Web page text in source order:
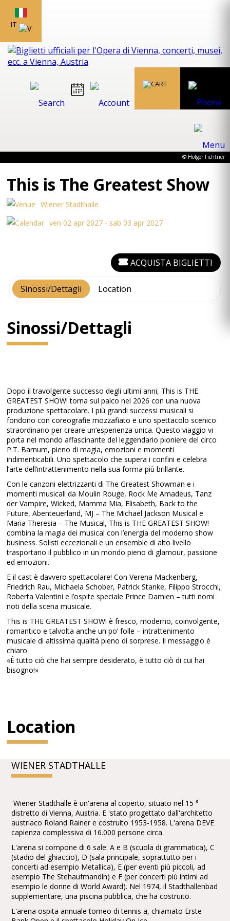
IT
© Holger Fichtner
This is The Greatest Show
Wiener Stadthalle
ven 02 apr 2027 - sab 03 apr 2027
Sinossi/Dettagli Location
ACQUISTA BIGLIETTI
Sinossi/Dettagli
Dopo il travolgente successo degli ultimi anni, This is THE
GREATEST SHOW! torna sul palco nel 2026 con una nuova
produzione spettacolare. I più grandi successi musicali si
fondono con coreografie mozzafiato e uno spettacolo scenico
straordinario per creare un’esperienza unica. Questo viaggio vi
porta nel mondo affascinante del leggendario pioniere del circo
P.T. Barnum, pieno di magia, emozioni e momenti
indimenticabili. Uno spettacolo che supera i confini e celebra
l’arte dell’intrattenimento nella sua forma più brillante.
Con le canzoni elettrizzanti di The Greatest Showman e i
momenti musicali da Moulin Rouge, Rock Me Amadeus, Tanz
der Vampire, Wicked, Mamma Mia, Elisabeth, Back to the
Future, Abenteuerland, MJ – The Michael Jackson Musical e
Maria Theresia – The Musical, This is THE GREATEST SHOW!
combina la magia dei musical con l’energia del moderno show
business. Solisti eccezionali e un ensemble di alto livello
trasportano il pubblico in un mondo pieno di glamour, passione
ed emozioni.
E il cast è davvero spettacolare! Con Verena Mackenberg,
Friedrich Rau, Michaela Schober, Patrick Stanke, Filippo Strocchi,
Roberta Valentini e l’ospite speciale Prince Damien – tutti nomi
noti della scena musicale.
This is THE GREATEST SHOW! è fresco, moderno, coinvolgente,
romantico e talvolta anche un po’ folle – intrattenimento
musicale di altissima qualità pieno di sorprese. Il messaggio è
chiaro:
«È tutto ciò che hai sempre desiderato, è tutto ciò di cui hai
bisogno!»
Location
WIENER STADTHALLE
Wiener Stadthalle è un'arena al coperto, situato nel 15 °
distretto di Vienna, Austria. E 'stato progettato dall'architetto
austriaco Roland Rainer e costruito 1953-1958. L'arena DEVE
capienza complessiva di 16.000 persone circa.
L'arena si compone di 6 sale: A e B (scuola di grammatica), C
(stadio del ghiaccio), D (sala principale, soprattutto per i
concerti ad esempio Metallica), E (per eventi più piccoli, ad
esempio The Stehaufmandln) e F (per concerti più intimi ad
esempio le donne di World Award). Nel 1974, il Stadthallenbad
supplementare, una piscina pubblica, che ha costruito.
L'arena ospita annuale torneo di tennis a, chiamato Erste